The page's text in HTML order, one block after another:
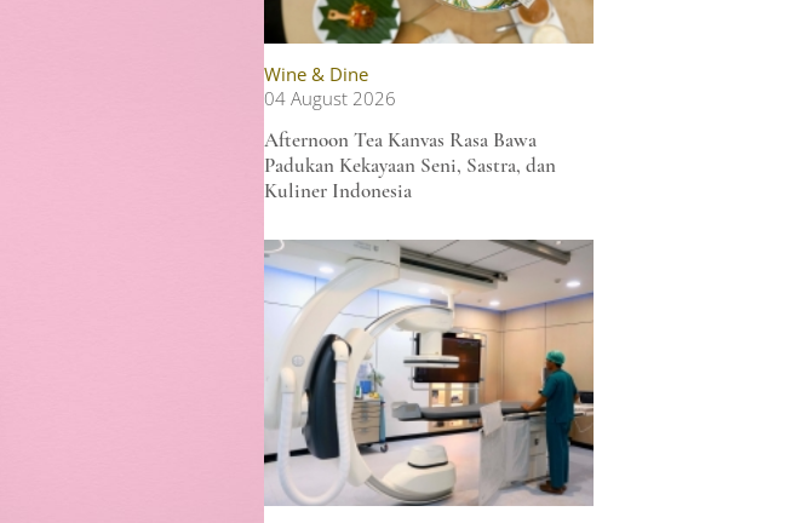
Wine & Dine
04 August 2026
Afternoon Tea Kanvas Rasa Bawa
Padukan Kekayaan Seni, Sastra, dan
Kuliner Indonesia